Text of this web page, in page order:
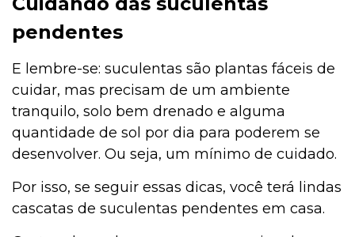
pendentes
E lembre-se: suculentas são plantas fáceis de
cuidar, mas precisam de um ambiente
tranquilo, solo bem drenado e alguma
quantidade de sol por dia para poderem se
desenvolver. Ou seja, um mínimo de cuidado.
Por isso, se seguir essas dicas, você terá lindas
cascatas de suculentas pendentes em casa.